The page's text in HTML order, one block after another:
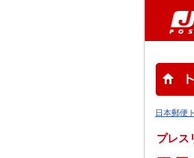
日本郵便
プレス